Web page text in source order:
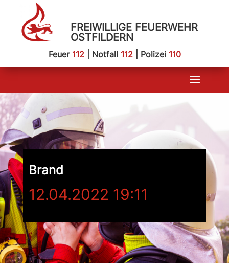
FREIWILLIGE FEUERWEHR
OSTFILDERN
Feuer 112| Notfall 112| Polizei 110
Brand
12.04.2022 19:11